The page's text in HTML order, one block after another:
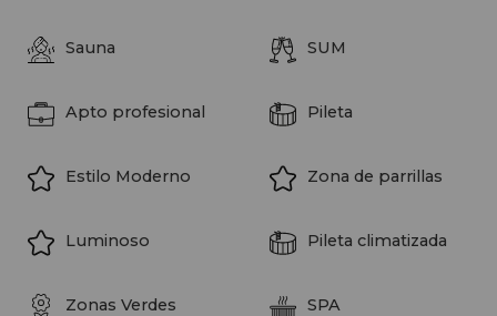
Sauna SUM
Apto profesional Pileta
Estilo Moderno Zona de parrillas
Luminoso Pileta climatizada
Zonas Verdes SPA